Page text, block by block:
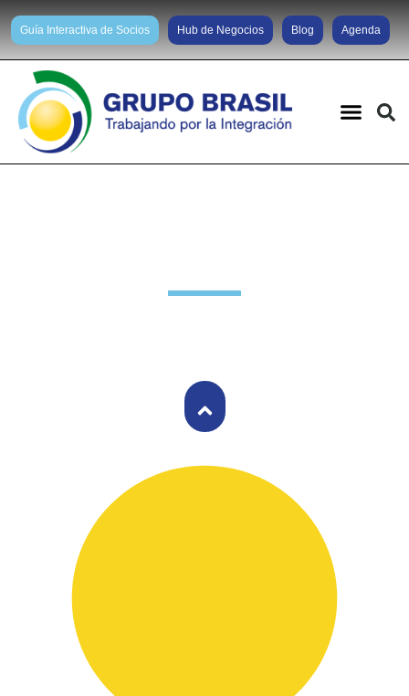
Guía Interactiva de Socios Hub de Negocios Blog Agenda